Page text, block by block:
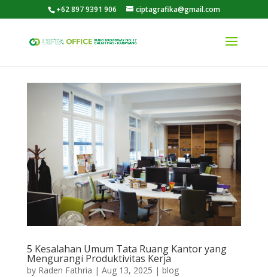
+62 897 9391 906 ciptagrafika@gmail.com
5 Kesalahan Umum Tata Ruang Kantor yang
Mengurangi Produktivitas Kerja
by Raden Fathria | Aug 13, 2025 | blog